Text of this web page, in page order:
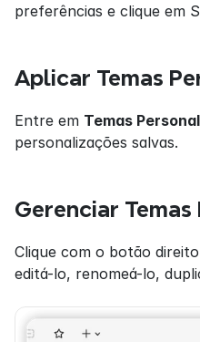
preferências e clique em
Aplicar Temas
Entre em Temas
personalizações salvas.
Gerenciar
Clique com o botão
editá-lo, renomeá-lo,